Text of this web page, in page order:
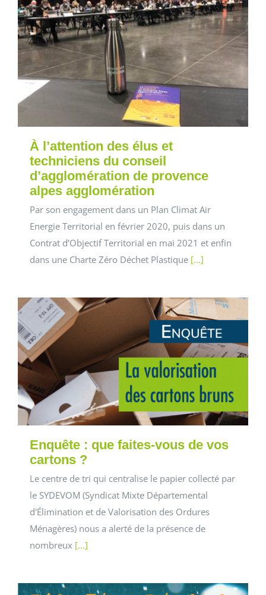
À l’attention des élus et
techniciens du conseil
d’agglomération de provence
alpes agglomération
Par son engagement dans un Plan Climat Air
Energie Territorial en février 2020, puis dans un
Contrat d’Objectif Territorial en mai 2021 et enfin
dans une Charte Zéro Déchet Plastique [...]
Enquête : que faites-vous de vos
cartons ?
Le centre de tri qui centralise le papier collecté par
le SYDEVOM (Syndicat Mixte Départemental
d'Élimination et de Valorisation des Ordures
Ménagères) nous a alerté de la présence de
nombreux [...]